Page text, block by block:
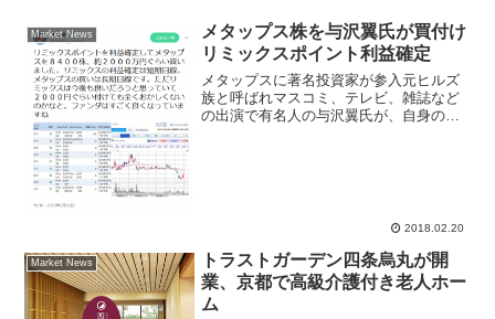
Market News
メタップス株を与沢翼氏が買付け
リミックスポイント利益確定
メタップスに著名投資家が参入元ヒルズ
族と呼ばれマスコミ、テレビ、雑誌など
の出演で有名人の与沢翼氏が、自身のツ
2018.02.20
Market News
トラストガーデン四条烏丸が開
業、京都で高級介護付き老人ホー
ム